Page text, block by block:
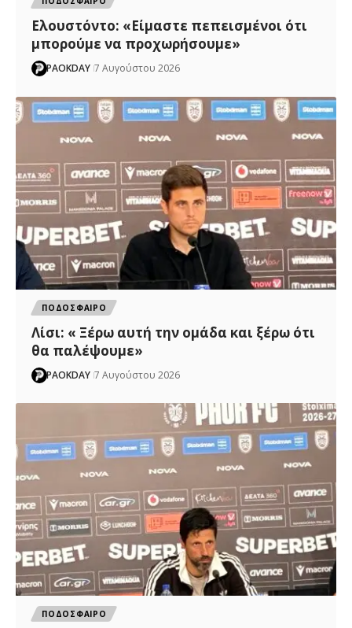
Ελουστόντο: «Είμαστε πεπεισμένοι ότι
μπορούμε να προχωρήσουμε»
PAOKDAY 7 Αυγούστου 2026
ΠΟΔΟΣΦΑΙΡΟ
Λίσι: « Ξέρω αυτή την ομάδα και ξέρω ότι
θα παλέψουμε»
PAOKDAY 7 Αυγούστου 2026
ΠΟΔΟΣΦΑΙΡΟ